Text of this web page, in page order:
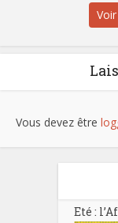
Vous devez être
Eté :